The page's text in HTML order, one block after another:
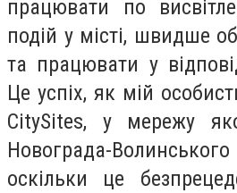
працювати по
подій у місті, швидше
та працювати у
Це успіх, як мій
CitySites, у мережу
Новограда-
оскільки це